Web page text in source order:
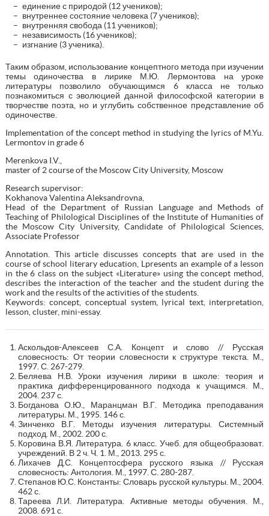
единение с природой (12 учеников);
внутреннее состояние человека (7 учеников);
внутренняя свобода (11 учеников);
независимость (16 учеников);
изгнание (3 ученика).
Таким образом, использование концептного метода при изучении
темы одиночества в лирике М.Ю. Лермонтова на уроке
литературы позволило обучающимся 6 класса не только
познакомиться с эволюцией данной философской категории в
творчестве поэта, но и углубить собственное представление об
одиночестве.
Implementation of the concept method in studying the lyrics of M.Yu.
Lermontov in grade 6
Merenkova I.V.,
master of 2 course of the Moscow City University, Moscow
Research supervisor:
Kokhanova Valentina Aleksandrovna,
Head of the Department of Russian Language and Methods of
Teaching of Philological Disciplines of the Institute of Humanities of
the Moscow City University, Candidate of Philological Sciences,
Associate Professor
Annotation. This article discusses concepts that are used in the
course of school literary education, Lpresents an example of a lesson
in the 6 class on the subject «Literature» using the concept method,
describes the interaction of the teacher and the student during the
work and the results of the activities of the students.
Keywords: concept, conceptual system, lyrical text, interpretation,
lesson, cluster, mini-essay.
Аскольдов-Алексеев С.А. Концепт и слово // Русская
словесность: От теории словесности к структуре текста. М.,
1997. С. 267-279.
Беляева Н.В. Уроки изучения лирики в школе: теория и
практика дифференцированного подхода к учащимся. М.,
2004. 237 с.
Богданова О.Ю., Маранцман В.Г. Методика преподавания
литературы. М., 1995. 146 с.
Зинченко В.Г. Методы изучения литературы. Системный
подход. М., 2002. 200 с.
Коровина В.Я. Литература. 6 класс. Учеб. для общеобразоват.
учреждений. В 2 ч. Ч. 1. М., 2013. 295 с.
Лихачев Д.С. Концептосфера русского языка // Русская
словесность: Антология. М., 1997. С. 280-287.
Степанов Ю.С. Константы: Словарь русской культуры. М., 2004.
462 с.
Тареева Л.И. Литература. Активные методы обучения. М.,
2008. 691 c.